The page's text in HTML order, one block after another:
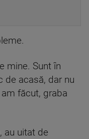
mine. Sunt în
de acasă, dar nu
făcut, graba
au uitat de